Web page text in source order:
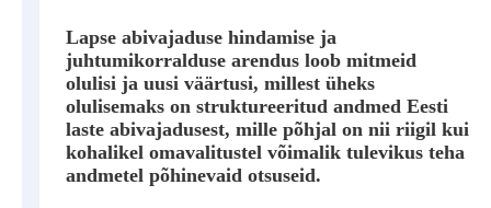
Lapse abivajaduse hindamise ja
juhtumikorralduse arendus loob mitmeid
olulisi ja uusi väärtusi, millest üheks
olulisemaks on struktureeritud andmed Eesti
laste abivajadusest, mille põhjal on nii riigil kui
kohalikel omavalitustel võimalik tulevikus teha
andmetel põhinevaid otsuseid.